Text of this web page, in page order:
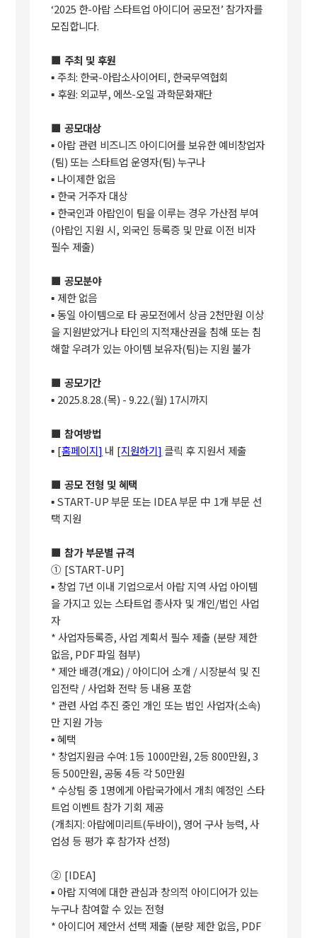
‘2025 한-아랍 스타트업 아이디어 공모전’ 참가자를
모집합니다.
■ 주최 및 후원
▪주최: 한국-아랍소사이어티, 한국무역협회
▪ 후원: 외교부, 에쓰-오일 과학문화재단
■공모대상
▪ 아랍 관련 비즈니즈 아이디어를 보유한 예비창업자
(팀)또는 스타트업 운영자(팀)누구나
▪ 나이제한 없음
▪ 한국 거주자 대상
▪ 한국인과 아랍인이 팀을 이루는 경우 가산점 부여
(아랍인 지원 시, 외국인 등록증 및 만료 이전 비자
필수 제출)
■공모분야
▪ 제한 없음
▪동일 아이템으로 타 공모전에서 상금 2천만원 이상
을 지원받았거나 타인의 지적재산권을 침해 또는 침
해할 우려가 있는 아이템 보유자(팀)는 지원 불가
■공모기간
▪ 2025.8.28.(목) - 9.22.(월) 17시까지
■참여방법
▪ [홈페이지] 내 [지원하기] 클릭 후 지원서 제출
■공모 전형 및 혜택
▪START-UP부문 또는 IDEA부문 中 1개 부문 선
택 지원
■참가 부문별 규격
① [START-UP]
▪ 창업 7년 이내 기업으로서 아랍 지역 사업 아이템
을 가지고 있는 스타트업 종사자 및 개인/법인 사업
자
*사업자등록증,사업 계획서 필수 제출 (분량 제한
없음, PDF파일 첨부)
* 제안 배경(개요) /아이디어 소개 /시장분석 및 진
입전략 /사업화 전략 등 내용 포함
* 관련 사업 추진 중인 개인 또는 법인 사업자(소속)
만 지원 가능
▪혜택
* 창업지원금 수여: 1등 1000만원, 2등800만원, 3
등500만원, 공동4등 각50만원
*수상팀 중 1명에게 아랍국가에서 개최 예정인 스타
트업 이벤트 참가 기회 제공
(개최지: 아랍에미리트(두바이), 영어 구사 능력,사
업성 등 평가 후 참가자 선정)
② [IDEA]
▪ 아랍 지역에 대한 관심과 창의적 아이디어가 있는
누구나 참여할 수 있는 전형
* 아이디어 제안서 선택 제출 (분량 제한 없음, PDF